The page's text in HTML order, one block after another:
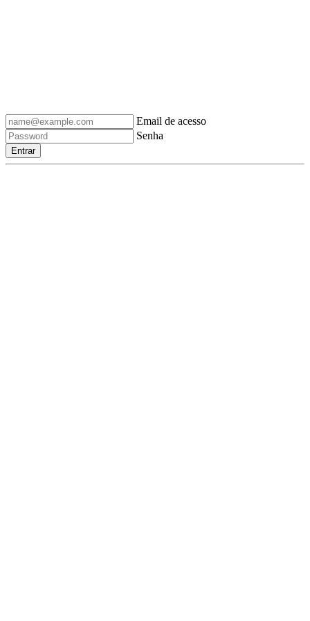
Email de acesso
Senha
Entrar